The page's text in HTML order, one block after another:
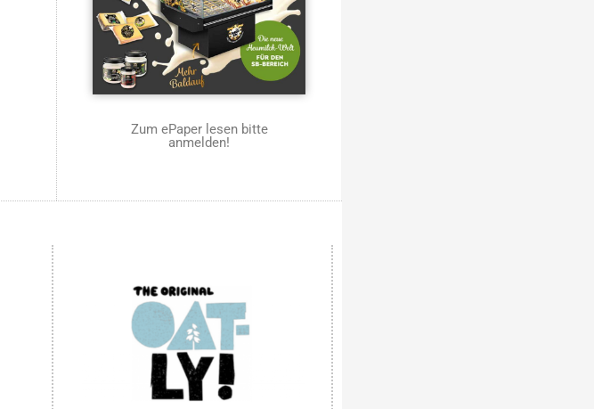
Zum ePaper lesen bitte
anmelden!